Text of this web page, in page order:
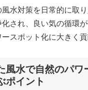
水対策を日常的に取り
され、良い気の循環
スポット化に大きく貢
風水で自然のパワ
ポイント